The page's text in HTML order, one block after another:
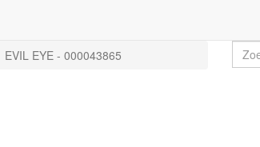
EVIL EYE - 000043865